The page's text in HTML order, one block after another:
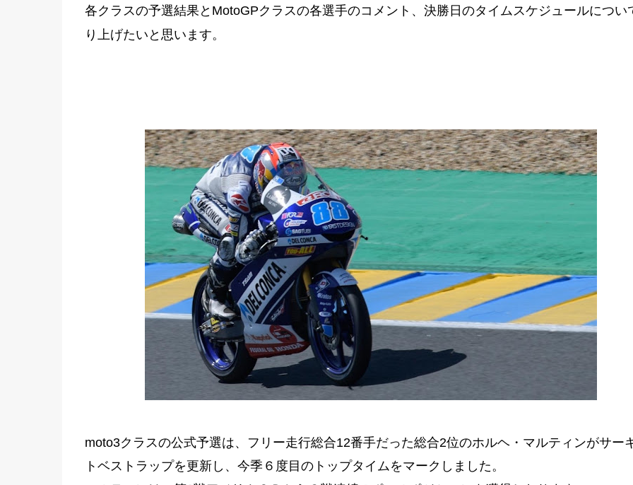
各クラスの予選結果とMotoGPクラスの各選手のコメント、決勝日のタイムスケジュールについ
り上げたいと思います。
moto3クラスの公式予選は、フリー走行総合12番手だった総合2位のホルヘ・マルティンがサー
トベストラップを更新し、今季６度目のトップタイムをマークしました。